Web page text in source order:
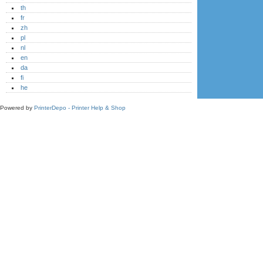
th
fr
zh
pl
nl
en
da
fi
he
Powered by PrinterDepo - Printer Help & Shop